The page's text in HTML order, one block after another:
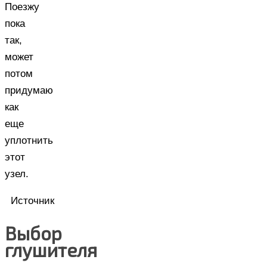
Поезжу
пока
так,
может
потом
придумаю
как
еще
уплотнить
этот
узел.
Источник
Выбор
глушителя